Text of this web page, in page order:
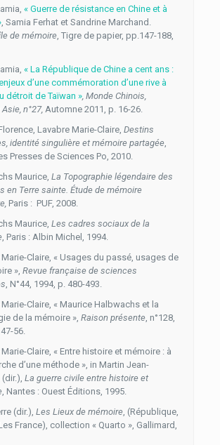
« Guerre de résistance en Chine et à
, Samia Ferhat et Sandrine Marchand.
de mémoire, Tigre de papier, pp.147-188,
« La République de Chine a cent ans :
d’une commémoration d’une rive à
détroit de Taïwan », Monde Chinois,
n°27,Automne 2011, p. 16-26.
Lavabre Marie-Claire, Destins
identité singulière et mémoire partagée,
Presses de Sciences Po, 2010.
Maurice, La Topographie légendaire des
en Terre sainte. Étude de mémoire
Paris : PUF, 2008.
Maurice, Les cadres sociaux de la
, Paris : Albin Michel, 1994.
Marie-Claire, « Usages du passé, usages de
», Revue française de sciences
, N°44, 1994, p. 480-493.
Claire, « Maurice Halbwachs et la
de la mémoire », Raison présente, n°128,
56.
Claire, « Entre histoire et mémoire : à
d’une méthode », in Martin Jean-
La guerre civile entre histoire et
, Nantes : Ouest Éditions, 1995.
(dir.), Les Lieux de mémoire, (République,
France), collection « Quarto », Gallimard,